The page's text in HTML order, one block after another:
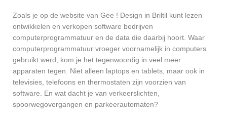
Zoals je op de website van Gee ! Design in Briltil kunt lezen
ontwikkelen en verkopen software bedrijven
computerprogrammatuur en de data die daarbij hoort. Waar
computerprogrammatuur vroeger voornamelijk in computers
gebruikt werd, kom je het tegenwoordig in veel meer
apparaten tegen. Niet alleen laptops en tablets, maar ook in
televisies, telefoons en thermostaten zijn voorzien van
software. En wat dacht je van verkeerslichten,
spoorwegovergangen en parkeerautomaten?